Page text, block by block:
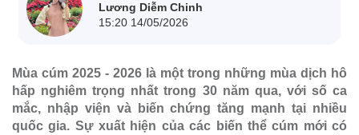
Lương Diễm Chinh
15:20 14/05/2026
Mùa cúm 2025 - 2026 là một trong những mùa dịch hô
hấp nghiêm trọng nhất trong 30 năm qua, với số ca
mắc, nhập viện và biến chứng tăng mạnh tại nhiều
quốc gia. Sự xuất hiện của các biến thể cúm mới có